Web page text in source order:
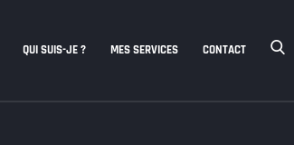
QUI SUIS-JE ? MES SERVICES CONTACT